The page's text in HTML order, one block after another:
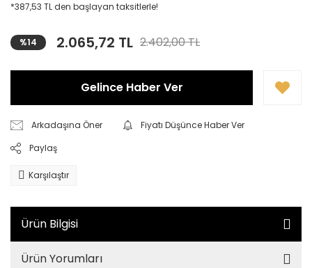
*387,53 TL den başlayan taksitlerle!
%14 2.065,72 TL 2.402,00 TL
Gelince Haber Ver
Arkadaşına Öner
Fiyatı Düşünce Haber Ver
Paylaş
Karşılaştır
Ürün Bilgisi
Ürün Yorumları